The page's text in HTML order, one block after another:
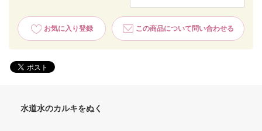
お気に入り登録 この商品について問い合わせる
水道水のカルキをぬく